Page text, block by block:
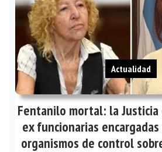
Fentanilo mortal: la
ex funcionarias
organismos de control
Actualidad